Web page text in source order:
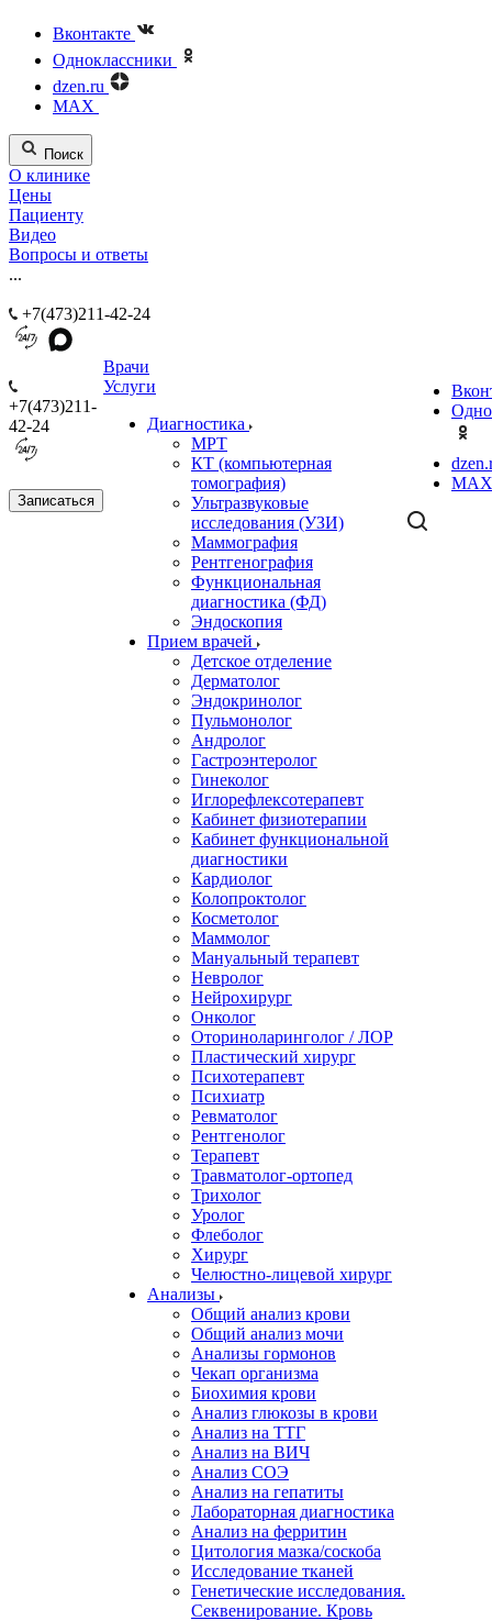
Вконтакте
Одноклассники
dzen.ru
MAX
Поиск
О клинике
Цены
Пациенту
Видео
Вопросы и ответы
...
+7(473)211-42-24
+7(473)211-
42-24
Записаться
Врачи
Услуги
Диагностика
МРТ
КТ (компьютерная
томография)
Ультразвуковые
исследования (УЗИ)
Маммография
Рентгенография
Функциональная
диагностика (ФД)
Эндоскопия
Прием врачей
Детское отделение
Дерматолог
Эндокринолог
Пульмонолог
Андролог
Гастроэнтеролог
Гинеколог
Иглорефлексотерапевт
Кабинет физиотерапии
Кабинет функциональной
диагностики
Кардиолог
Колопроктолог
Косметолог
Маммолог
Мануальный терапевт
Невролог
Нейрохирург
Онколог
Оториноларинголог / ЛОР
Пластический хирург
Психотерапевт
Психиатр
Ревматолог
Рентгенолог
Терапевт
Травматолог-ортопед
Трихолог
Уролог
Флеболог
Хирург
Челюстно-лицевой хирург
Анализы
Общий анализ крови
Общий анализ мочи
Анализы гормонов
Чекап организма
Биохимия крови
Анализ глюкозы в крови
Анализ на ТТГ
Анализ на ВИЧ
Анализ СОЭ
Анализ на гепатиты
Лабораторная диагностика
Анализ на ферритин
Цитология мазка/соскоба
Исследование тканей
Генетические исследования.
Секвенирование. Кровь